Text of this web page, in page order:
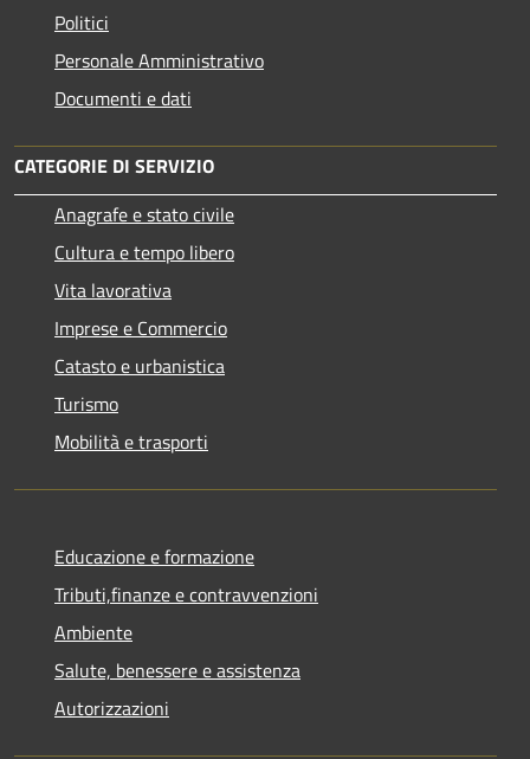
Politici
Personale Amministrativo
Documenti e dati
CATEGORIE DI SERVIZIO
Anagrafe e stato civile
Cultura e tempo libero
Vita lavorativa
Imprese e Commercio
Catasto e urbanistica
Turismo
Mobilità e trasporti
Educazione e formazione
Tributi,finanze e contravvenzioni
Ambiente
Salute, benessere e assistenza
Autorizzazioni